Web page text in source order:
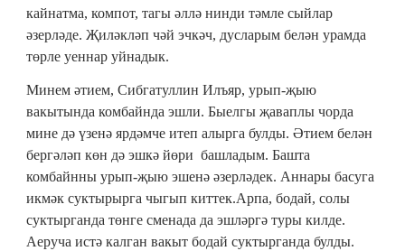
кайнатма, компот, тагы әллә нинди тәмле сыйлар
әзерләде. Җиләкләп чәй эчкәч, дусларым белән урамда
төрле уеннар уйнадык.
Минем әтием, Сибгатуллин Илъяр, урып-җыю
вакытында комбайнда эшли. Быелгы җаваплы чорда
мине дә үзенә ярдәмче итеп алырга булды. Әтием белән
бергәләп көн дә эшкә йөри башладым. Башта
комбайнны урып-җыю эшенә әзерләдек. Аннары басуга
икмәк суктырырга чыгып киттек.Арпа, бодай, солы
суктырганда төнге сменада да эшләргә туры килде.
Аеруча истә калган вакыт бодай суктырганда булды.